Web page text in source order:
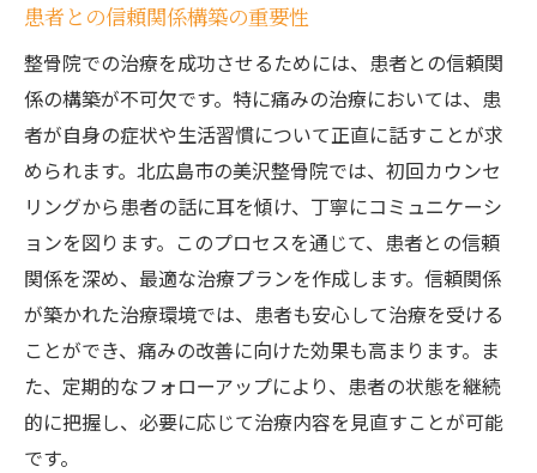
患者との信頼関係構築の重要性
整骨院での治療を成功させるためには、患者との信頼関
係の構築が不可欠です。特に痛みの治療においては、患
者が自身の症状や生活習慣について正直に話すことが求
められます。北広島市の美沢整骨院では、初回カウンセ
リングから患者の話に耳を傾け、丁寧にコミュニケーシ
ョンを図ります。このプロセスを通じて、患者との信頼
関係を深め、最適な治療プランを作成します。信頼関係
が築かれた治療環境では、患者も安心して治療を受ける
ことができ、痛みの改善に向けた効果も高まります。ま
た、定期的なフォローアップにより、患者の状態を継続
的に把握し、必要に応じて治療内容を見直すことが可能
です。